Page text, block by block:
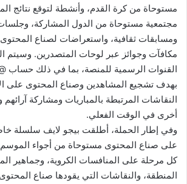
مستوحاة من كرة القدم، وأنشطة لتوقع نتائج
مجتمعية مستوحاة من الدول المشاركة،
ومسابقات ثقافية، واستعراضات لصناع
مكافآت وجوائز عبر لوحات المتصدرين. وسيتم
بهدف تشجيع المشاهدين وصناع المحتوى على
النقاشات المرتبطة بالمباريات ومشاركة
أخرى في الوقت الفعلي.
وفي إطار الحملة، أطلقت بيجو لايف سلسلة
على صناع المحتوى مستوحاة من أجواء
كل مرحلة على المنافسات الكروية، وجماهير
المنطقة، والنقاشات التي يقودها صناع